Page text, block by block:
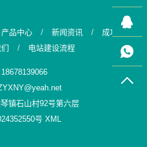
产品中心/ 新闻资讯 /
成功案
/ 电站建设流程
镇石山村92号第六层
号 XML